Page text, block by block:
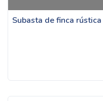
Subasta de finca